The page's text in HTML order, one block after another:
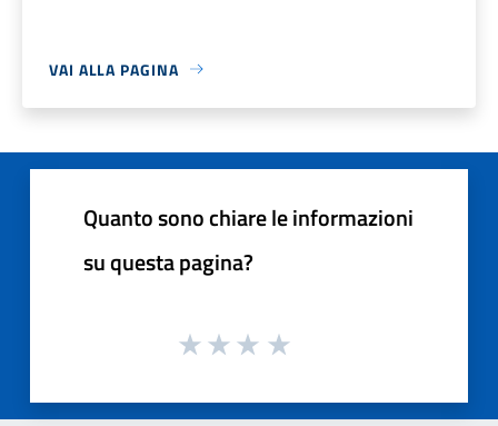
VAI ALLA PAGINA
Quanto sono chiare le informazioni
su questa pagina?